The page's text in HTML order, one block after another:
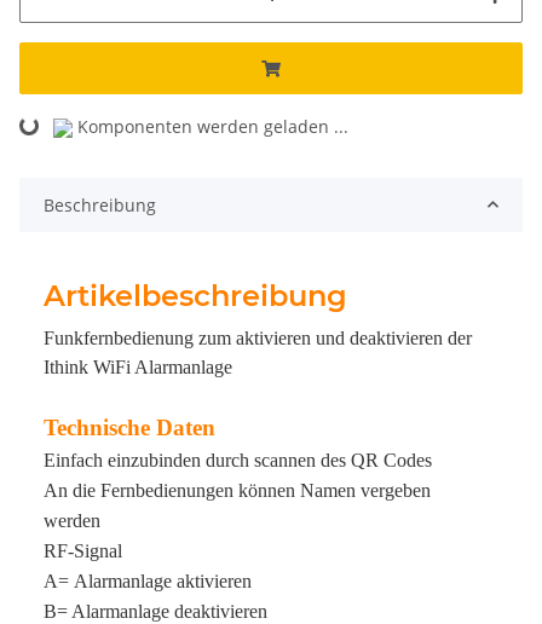
Loading...Komponenten werden geladen ...
Beschreibung
Artikelbeschreibung
Funkfernbedienung zum aktivieren und deaktivieren der
Ithink WiFi Alarmanlage
Technische Daten
Einfach einzubinden durch scannen des QR Codes
An die Fernbedienungen können Namen vergeben
werden
RF-Signal
A= Alarmanlage aktivieren
B= Alarmanlage deaktivieren